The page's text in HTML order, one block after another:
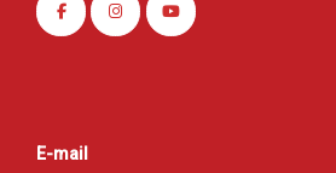
E-mail